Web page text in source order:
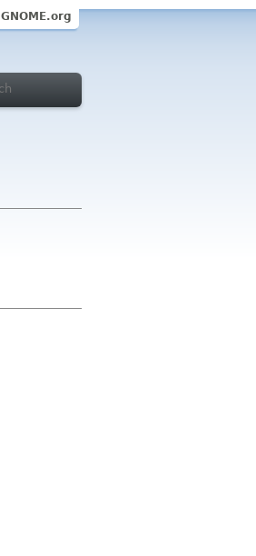
GNOME.org